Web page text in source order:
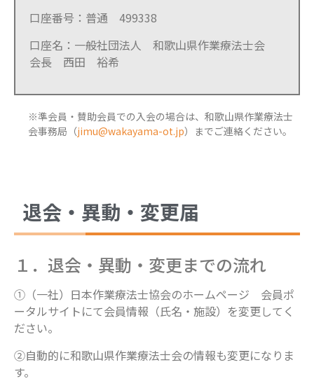
口座番号：普通 499338
口座名：一般社団法人 和歌山県作業療法士会
会長 西田 裕希
※準会員・賛助会員での入会の場合は、和歌山県作業療法士
会事務局（jimu@wakayama-ot.jp）までご連絡ください。
退会・異動・変更届
１．退会・異動・変更までの流れ
①（一社）日本作業療法士協会のホームページ 会員ポ
ータルサイトにて会員情報（氏名・施設）を変更してく
ださい。
②自動的に和歌山県作業療法士会の情報も変更になりま
す。